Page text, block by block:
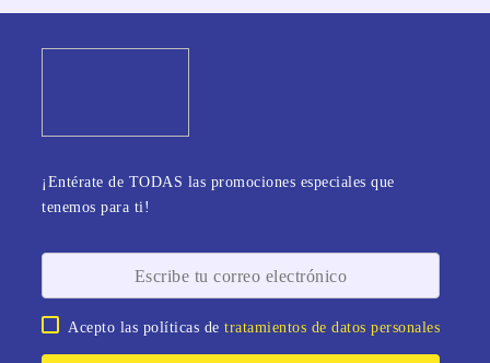
¡Entérate de TODAS las promociones especiales que
tenemos para ti!
Acepto las políticas detratamientos de datos personales